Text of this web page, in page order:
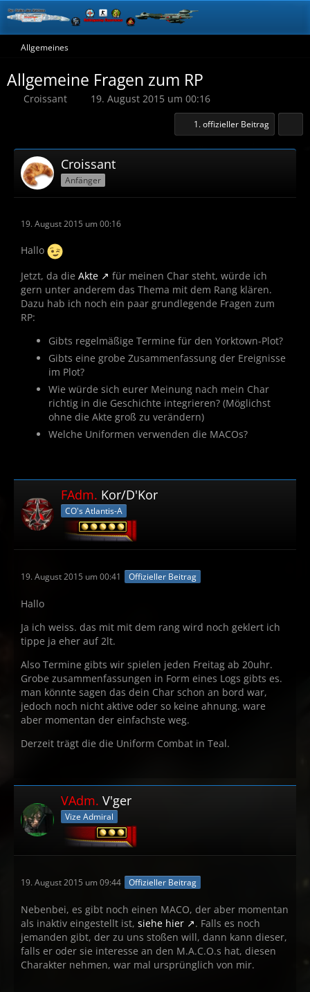
Allgemeines
Allgemeine Fragen zum RP
Croissant 19. August 2015 um 00:16
1. offizieller Beitrag
Croissant
Anfänger
19. August 2015 um 00:16
Hallo
Jetzt, da die Akte
für meinen Char steht, würde ich
gern unter anderem das Thema mit dem Rang klären.
Dazu hab ich noch ein paar grundlegende Fragen zum
RP:
Gibts regelmäßige Termine für den Yorktown-Plot?
Gibts eine grobe Zusammenfassung der Ereignisse
im Plot?
Wie würde sich eurer Meinung nach mein Char
richtig in die Geschichte integrieren? (Möglichst
ohne die Akte groß zu verändern)
Welche Uniformen verwenden die MACOs?
FAdm. Kor/D'Kor
CO's Atlantis-A
19. August 2015 um 00:41 Offizieller Beitrag
Hallo
Ja ich weiss. das mit mit dem rang wird noch geklert ich
tippe ja eher auf 2lt.
Also Termine gibts wir spielen jeden Freitag ab 20uhr.
Grobe zusammenfassungen in Form eines Logs gibts es.
man könnte sagen das dein Char schon an bord war,
jedoch noch nicht aktive oder so keine ahnung. ware
aber momentan der einfachste weg.
Derzeit trägt die die Uniform Combat in Teal.
VAdm. V'ger
Vize Admiral
19. August 2015 um 09:44 Offizieller Beitrag
Nebenbei, es gibt noch einen MACO, der aber momentan
als inaktiv eingestellt ist, siehe hier
. Falls es noch
jemanden gibt, der zu uns stoßen will, dann kann dieser,
falls er oder sie interesse an den M.A.C.O.s hat, diesen
Charakter nehmen, war mal ursprünglich von mir.